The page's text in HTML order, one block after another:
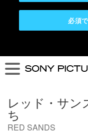
必須
レッド・サ
ち
RED SANDS